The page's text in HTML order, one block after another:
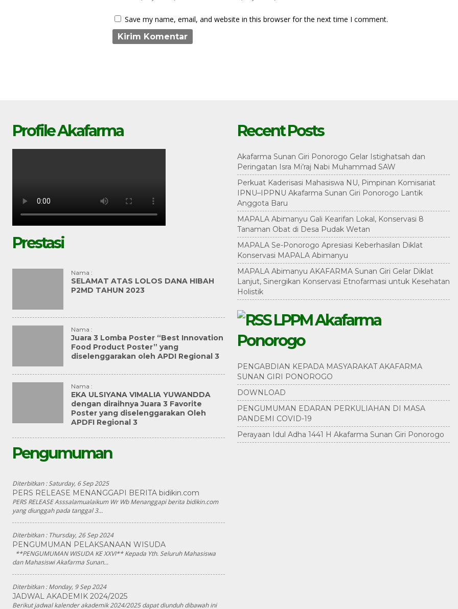
Save my name, email, and website in this browser for the next time I comment.
Profile Akafarma
Prestasi
Nama :
SELAMAT ATAS LOLOS DANA HIBAH
P2MD TAHUN 2023
Nama :
Juara 3 Lomba Poster “Best Innovation
Food Product Poster” yang
diselenggarakan oleh APDI Regional 3
Nama :
EKA ULSIYANA VIMALIA YUWANDDA
dengan diraihnya Juara 3 Favorite
Poster yang diselenggarakan Oleh
APDFI Regional 3
Pengumuman
Diterbitkan :Saturday, 6 Sep 2025
PERS RELEASE MENANGGAPI BERITA bidikin.com
PERS RELEASE Asssalamualaikum Wr Wb Menanggapi berita bidikin.com
yang diunggah pada tanggal 3...
Diterbitkan : Thursday, 26 Sep 2024
PENGUMUMAN PELAKSANAAN WISUDA
**PENGUMUMAN WISUDA KE XXVI** Kepada Yth. Seluruh Mahasiswa
dan Mahasiswi Akafarma Sunan...
Diterbitkan :Monday, 9 Sep 2024
JADWAL AKADEMIK 2024/2025
Berikut jadwal kalender akademik 2024/2025 dapat diunduh dibawah ini
Recent Posts
Akafarma Sunan Giri Ponorogo Gelar Istighatsah dan
Peringatan Isra Mi’raj Nabi Muhammad SAW
Perkuat Kaderisasi Mahasiswa NU, Pimpinan Komisariat
IPNU–IPPNU Akafarma Sunan Giri Ponorogo Lantik
Anggota Baru
MAPALA Abimanyu Gali Kearifan Lokal, Konservasi 8
Tanaman Obat di Desa Pudak Wetan
MAPALA Se-Ponorogo Apresiasi Keberhasilan Diklat
Konservasi MAPALA Abimanyu
MAPALA Abimanyu AKAFARMA Sunan Giri Gelar Diklat
Lanjut, Sinergikan Konservasi Etnofarmasi untuk Kesehatan
Holistik
LPPM Akafarma
Ponorogo
PENGABDIAN KEPADA MASYARAKAT AKAFARMA
SUNAN GIRI PONOROGO
DOWNLOAD
PENGUMUMAN EDARAN PERKULIAHAN DI MASA
PANDEMI COVID-19
Perayaan Idul Adha 1441 H Akafarma Sunan Giri Ponorogo